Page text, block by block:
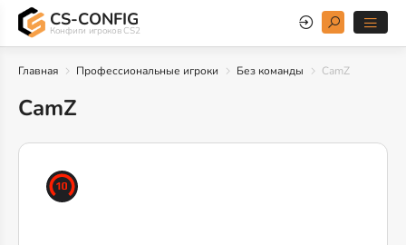
CS-CONFIG
Конфиги игроков CS2
Главная Профессиональные игроки Без команды CamZ
CamZ